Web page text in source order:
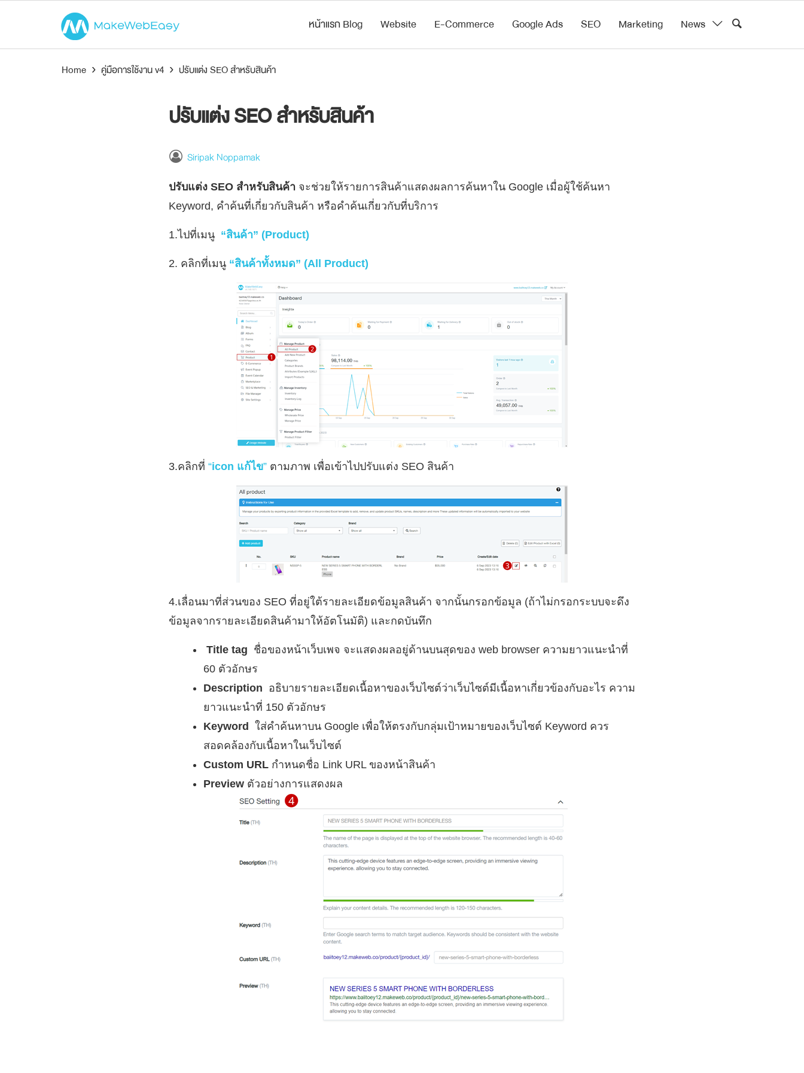
หน้าแรก Blog Website E-Commerce Google Ads SEO Marketing News
Home › คู่มือการใช้งาน v4 › ปรับแต่ง SEO สำหรับสินค้า
ปรับแต่ง SEO สำหรับสินค้า
Siripak Noppamak
ปรับแต่ง SEO สำหรับสินค้า จะช่วยให้รายการสินค้าแสดงผลการค้นหาใน Google เมื่อผู้ใช้ค้นหา
Keyword, คำค้นที่เกี่ยวกับสินค้า หรือคำค้นเกี่ยวกับที่บริการ
1.ไปที่เมนู “สินค้า” (Product)
2. คลิกที่เมนู “สินค้าทั้งหมด” (All Product)
3.คลิกที่ “icon แก้ไข” ตามภาพ เพื่อเข้าไปปรับแต่ง SEO สินค้า
4.เลื่อนมาที่ส่วนของ SEO ที่อยู่ใต้รายละเอียดข้อมูลสินค้า จากนั้นกรอกข้อมูล (ถ้าไม่กรอกระบบจะดึง
ข้อมูลจากรายละเอียดสินค้ามาให้อัตโนมัติ) และกดบันทึก
Title tag ชื่อของหน้าเว็บเพจ จะแสดงผลอยู่ด้านบนสุดของ web browser ความยาวแนะนำที่
60 ตัวอักษร
Description อธิบายรายละเอียดเนื้อหาของเว็บไซต์ว่าเว็บไซต์มีเนื้อหาเกี่ยวข้องกับอะไร ความ
ยาวแนะนำที่ 150 ตัวอักษร
Keyword ใส่คำค้นหาบน Google เพื่อให้ตรงกับกลุ่มเป้าหมายของเว็บไซต์​ Keyword ควร
สอดคล้องกับเนื้อหาในเว็บไซต์
Custom URL กำหนดชื่อ Link URL ของหน้าสินค้า
Preview ตัวอย่างการแสดงผล